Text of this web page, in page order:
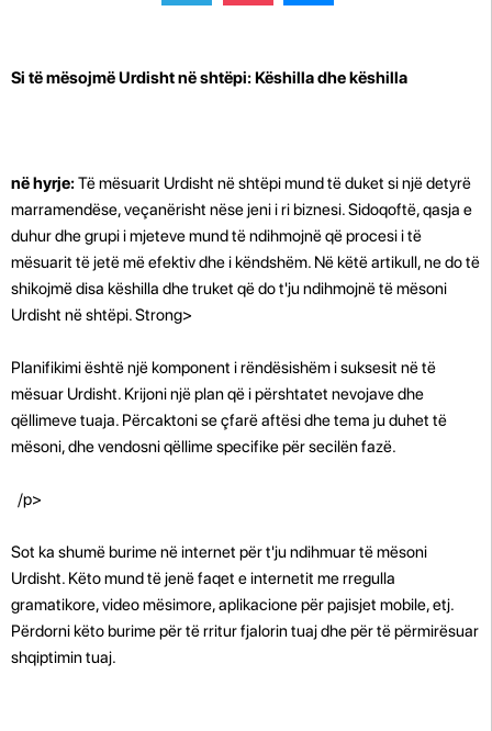
Si të mësojmë Urdisht në shtëpi: Këshilla dhe këshilla
në hyrje:Të mësuarit Urdisht në shtëpi mund të duket si një detyrë
marramendëse, veçanërisht nëse jeni i ri biznesi. Sidoqoftë, qasja e
duhur dhe grupi i mjeteve mund të ndihmojnë që procesi i të
mësuarit të jetë më efektiv dhe i këndshëm. Në këtë artikull, ne do të
shikojmë disa këshilla dhe truket që do t'ju ndihmojnë të mësoni
Urdisht në shtëpi. Strong>
Planifikimi është një komponent i rëndësishëm i suksesit në të
mësuar Urdisht. Krijoni një plan që i përshtatet nevojave dhe
qëllimeve tuaja. Përcaktoni se çfarë aftësi dhe tema ju duhet të
mësoni, dhe vendosni qëllime specifike për secilën fazë.
/p>
Sot ka shumë burime në internet për t'ju ndihmuar të mësoni
Urdisht. Këto mund të jenë faqet e internetit me rregulla
gramatikore, video mësimore, aplikacione për pajisjet mobile, etj.
Përdorni këto burime për të rritur fjalorin tuaj dhe për të përmirësuar
shqiptimin tuaj.